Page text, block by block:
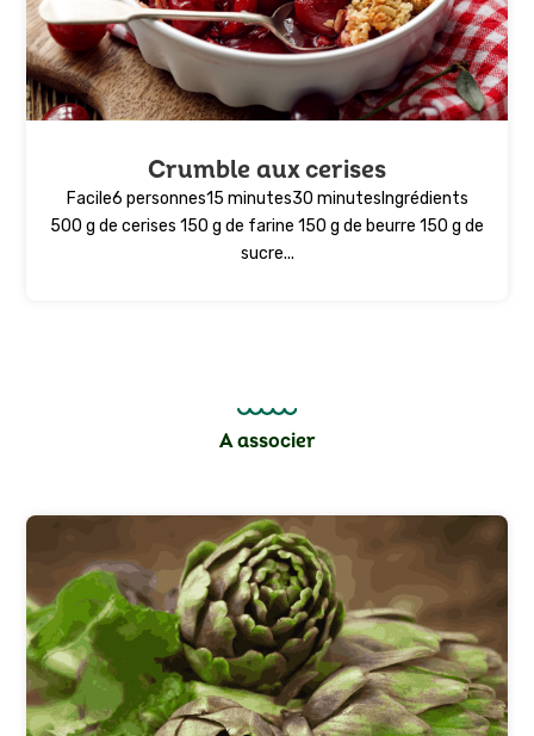
Crumble aux cerises
Facile6 personnes15 minutes30 minutesIngrédients
500 g de cerises 150 g de farine 150 g de beurre 150 g de
sucre...
A associer